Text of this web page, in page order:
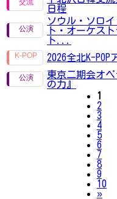
日程
ソウル・ソロ
ト・オーケス
ト...
2026全北K-POP
東京二期会オ
の力』
1
2
3
4
5
6
7
8
9
10
»Next